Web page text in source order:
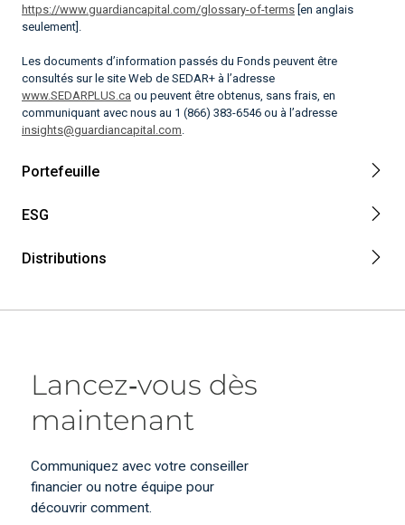
https://www.guardiancapital.com/glossary-of-terms [en anglais
seulement].
Les documents d’information passés du Fonds peuvent être
consultés sur le site Web de SEDAR+ à l’adresse
www.SEDARPLUS.ca ou peuvent être obtenus, sans frais, en
communiquant avec nous au 1 (866) 383-6546 ou à l’adresse
insights@guardiancapital.com
Portefeuille
ESG
Distributions
Lancez‑vous dès
maintenant
Communiquez avec votre conseiller
financier ou notre équipe pour
découvrir comment.